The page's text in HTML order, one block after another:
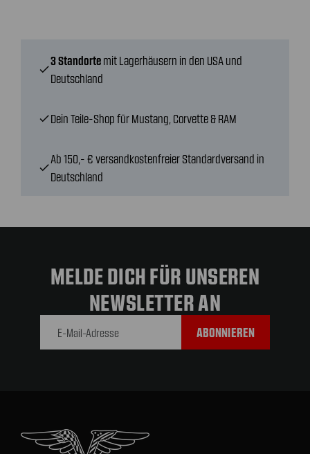
check
3 Standorte mit Lagerhäusern in den USA und
Deutschland
checkDein Teile-Shop für Mustang, Corvette & RAM
check
Ab 150,- € versandkostenfreier Standardversand in
Deutschland
MELDE DICH FÜR UNSEREN
NEWSLETTER AN